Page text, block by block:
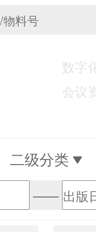
数字
会议
二级分类
——